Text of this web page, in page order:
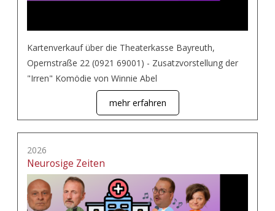
Kartenverkauf über die Theaterkasse Bayreuth,
Opernstraße 22 (0921 69001) - Zusatzvorstellung der
"Irren" Komödie von Winnie Abel
mehr erfahren
2026
Neurosige Zeiten